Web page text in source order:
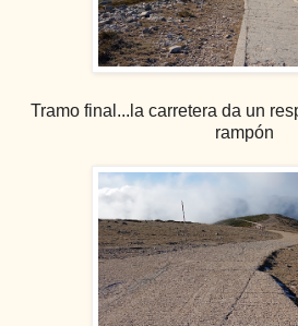
Tramo final...la carretera da un
rampón